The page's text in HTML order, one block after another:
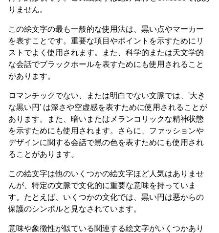
りません。
この絵文字の最も一般的な使用法は、黒い点やマーカー
を表すことです。重要な項目やポイントを示すためにリ
ストでよく使用されます。また、科学的または天文学的
な会話でブラックホールを表すためにも使用されること
があります。
ロマンチックでない、または明白でない文脈では、'大き
な黒い円' は深さや空虚感を表すために使用されることが
あります。また、暗いまたはメランコリックな精神状態
を示すためにも使用されます。さらに、ファッションや
デザインに関する会話で黒の色を表すためにも使用され
ることがあります。
この絵文字は他のいくつかの絵文字ほど人気はありませ
んが、特定の文脈で文化的に重要な意味を持っていま
す。たとえば、いくつかの文化では、黒い円は悪からの
保護のシンボルと見なされています。
意味や象徴性が似ている関連する絵文字がいくつかあり